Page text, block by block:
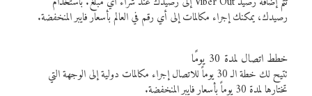
رصيدك، يمكنك إجراء مكالمات إلى أي رقم في العالم بأسعار فايبر المنخفضة.
خطط اتصال لمدة 30 يومًا
تتيح لك خطة الـ 30 يوماً للاتصال إجراء مكالمات دولية إلى الوجهة التي
تختارها لمدة 30 يوماً بأسعار فايبر المنخفضة.